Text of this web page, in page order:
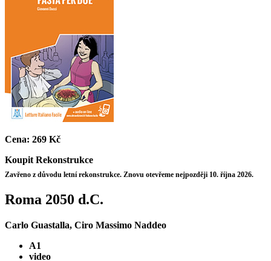
Cena: 269 Kč
Koupit Rekonstrukce
Zavřeno z důvodu letní rekonstrukce. Znovu otevřeme nejpozději 10. října 2026.
Roma 2050 d.C.
Carlo Guastalla, Ciro Massimo Naddeo
A1
video